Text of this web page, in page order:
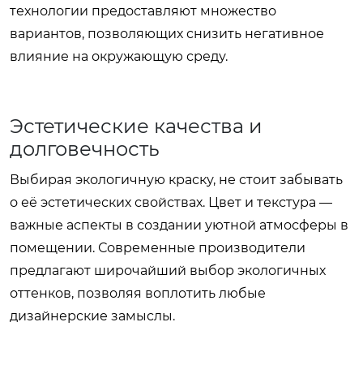
технологии предоставляют множество
вариантов, позволяющих снизить негативное
влияние на окружающую среду.
Эстетические качества и
долговечность
Выбирая экологичную краску, не стоит забывать
о её эстетических свойствах. Цвет и текстура —
важные аспекты в создании уютной атмосферы в
помещении. Современные производители
предлагают широчайший выбор экологичных
оттенков, позволяя воплотить любые
дизайнерские замыслы.